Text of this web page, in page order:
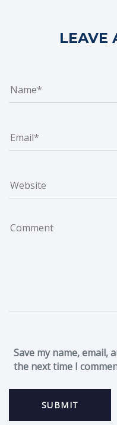
LEAVE
Save my name, email,
the next time I